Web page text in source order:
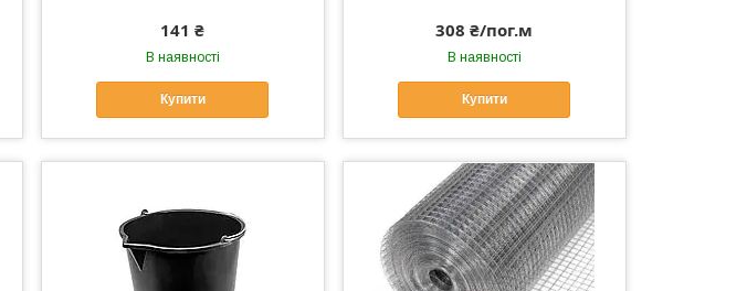
141 ₴
В наявності
Купити
308 ₴/пог.м
В наявності
Купити